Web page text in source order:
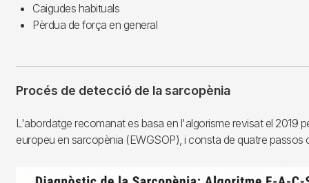
Caigudes habituals
Pèrdua de força en general
Procés de detecció de la sarcopènia
L'abordatge recomanat es basa en l'algorisme revisat el 2019
europeu en sarcopènia (EWGSOP), i consta de quatre passos
Imagen